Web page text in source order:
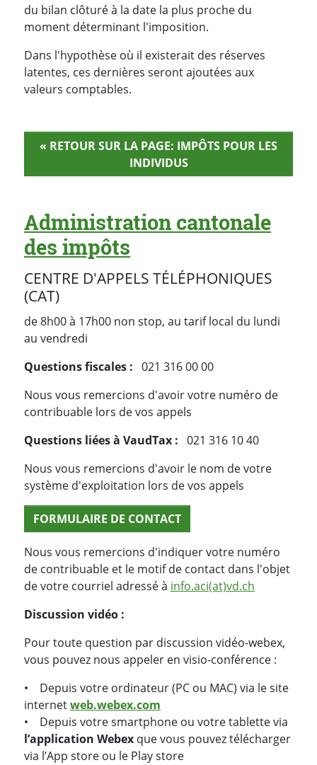
du bilan clôturé à la date la plus proche du
moment déterminant l'imposition.
Dans l'hypothèse où il existerait des réserves
latentes, ces dernières seront ajoutées aux
valeurs comptables.
« RETOUR SUR LA PAGE: IMPÔTS POUR LES
INDIVIDUS
Administration cantonale
des impôts
CENTRE D'APPELS TÉLÉPHONIQUES
(CAT)
de 8h00 à 17h00 non stop, au tarif local du lundi
au vendredi
Questions fiscales : 021 316 00 00
Nous vous remercions d'avoir votre numéro de
contribuable lors de vos appels
Questions liées à VaudTax : 021 316 10 40
Nous vous remercions d'avoir le nom de votre
système d'exploitation lors de vos appels
FORMULAIRE DE CONTACT
Nous vous remercions d'indiquer votre numéro
de contribuable et le motif de contact dans l'objet
de votre courriel adressé à info.aci(at)vd.ch
Discussion vidéo :
Pour toute question par discussion vidéo-webex,
vous pouvez nous appeler en visio-conférence :
• Depuis votre ordinateur (PC ou MAC) via le site
internetweb.webex.com
• Depuis votre smartphone ou votre tablette via
l’application Webex que vous pouvez télécharger
via l’App store ou le Play store